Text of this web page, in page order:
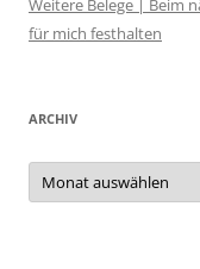
Weitere Belege | Beim
für mich festhalten
ARCHIV
Archiv